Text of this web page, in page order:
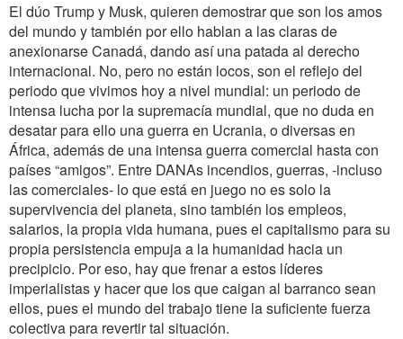
El dúo Trump y Musk, quieren demostrar que son los amos
del mundo y también por ello hablan a las claras de
anexionarse Canadá, dando así una patada al derecho
internacional. No, pero no están locos, son el reflejo del
periodo que vivimos hoy a nivel mundial: un periodo de
intensa lucha por la supremacía mundial, que no duda en
desatar para ello una guerra en Ucrania, o diversas en
África, además de una intensa guerra comercial hasta con
países “amigos”. Entre DANAs incendios, guerras, -incluso
las comerciales- lo que está en juego no es solo la
supervivencia del planeta, sino también los empleos,
salarios, la propia vida humana, pues el capitalismo para su
propia persistencia empuja a la humanidad hacia un
precipicio. Por eso, hay que frenar a estos líderes
imperialistas y hacer que los que caigan al barranco sean
ellos, pues el mundo del trabajo tiene la suficiente fuerza
colectiva para revertir tal situación.